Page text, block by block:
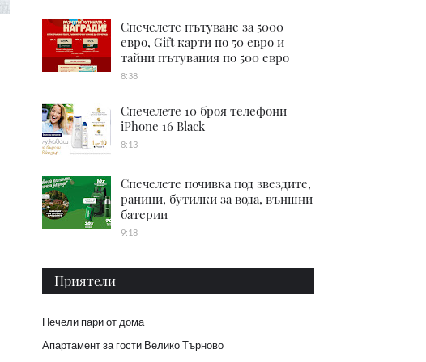
Спечелете пътуване за 5000
евро, Gift карти по 50 евро и
тайни пътувания по 500 евро
8:38
Спечелете 10 броя телефони
iPhone 16 Black
8:13
Спечелете почивка под звездите,
раници, бутилки за вода, външни
батерии
9:18
Приятели
Печели пари от дома
Апартамент за гости Велико Търново